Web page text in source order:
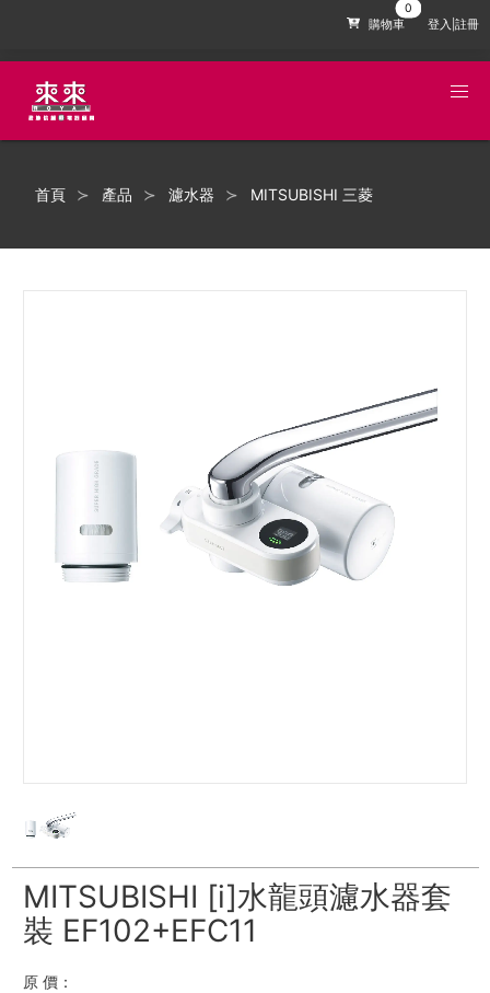
購物車 登入|註冊
首頁 產品 濾水器 MITSUBISHI 三菱
MITSUBISHI [i]水龍頭濾水器套
裝 EF102+EFC11
原 價：